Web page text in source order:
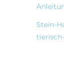
Stein-